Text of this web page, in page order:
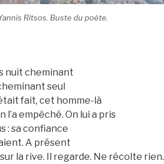
Ritsos. Buste du poète.
nuit cheminant
seul
fait, cet homme-là
l’a empêché. On lui a pris
: sa confiance
A présent
la rive. Il regarde. Ne récolte rien.